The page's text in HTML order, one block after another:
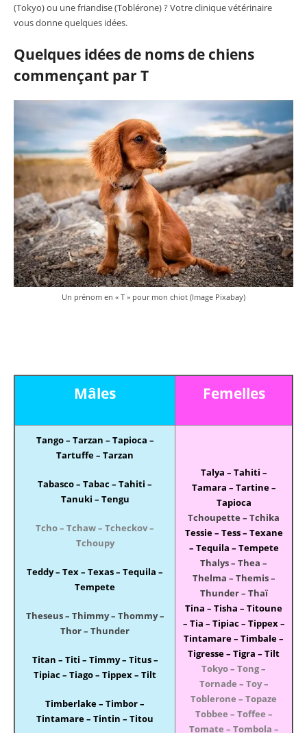
(Tokyo) ou une friandise (Toblérone) ? Votre clinique vétérinaire
vous donne quelques idées.
Quelques idées de noms de chiens
commençant par T
Un prénom en « T » pour mon chiot (Image Pixabay)
Mâles Femelles
Tango – Tarzan – Tapioca –
Tartuffe – Tarzan
Tabasco – Tabac – Tahiti –
Tanuki – Tengu
Tcho – Tchaw – Tcheckov –
Tchoupy
Teddy – Tex – Texas – Tequila –
Tempete
Theseus – Thimmy – Thommy –
Thor – Thunder
Titan – Titi – Timmy – Titus –
Tipiac – Tiago – Tippex – Tilt
Timberlake – Timbor –
Tintamare – Tintin – Titou
Talya – Tahiti –
Tamara – Tartine –
Tapioca
Tchoupette – Tchika
Tessie – Tess – Texane
– Tequila – Tempete
Thalys – Thea –
Thelma – Themis –
Thunder – Thaï
Tina – Tisha – Titoune
– Tia – Tipiac– Tippex –
Tintamare – Timbale –
Tigresse – Tigra – Tilt
Tokyo– Tong –
Tornade – Toy –
Toblerone – Topaze
Tobbee – Toffee –
Tomate – Tombola –